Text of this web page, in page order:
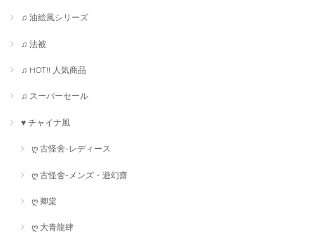
♫ 油絵風シリーズ
♫ 法被
♫ HOT!! 人気商品
♫ スーパーセール
♥ チャイナ風
ღ 古怪舍-レディース
ღ 古怪舍-メンズ・遊幻齋
ღ 卿棠
ღ 大青龍肆